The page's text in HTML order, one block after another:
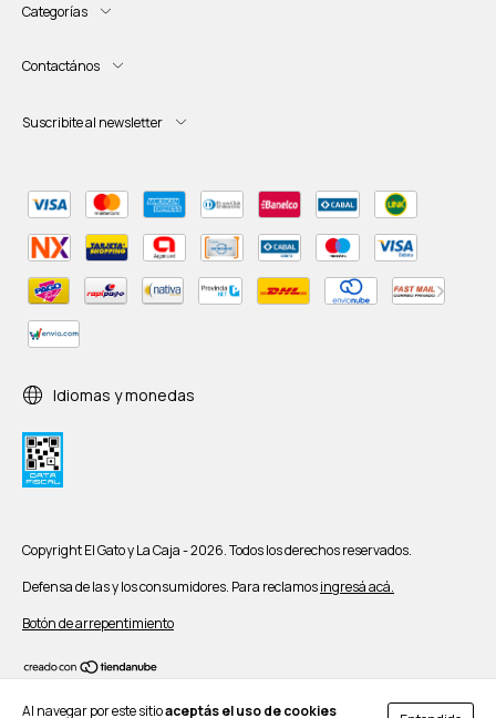
Al navegar por este sitioaceptás el uso de cookies
Categorías
Contactános
Suscribite al newsletter
Idiomas y monedas
Copyright El Gato y La Caja - 2026. Todos los derechos reservados.
Defensa de las y los consumidores. Para reclamosingresá acá.
Botón de arrepentimiento